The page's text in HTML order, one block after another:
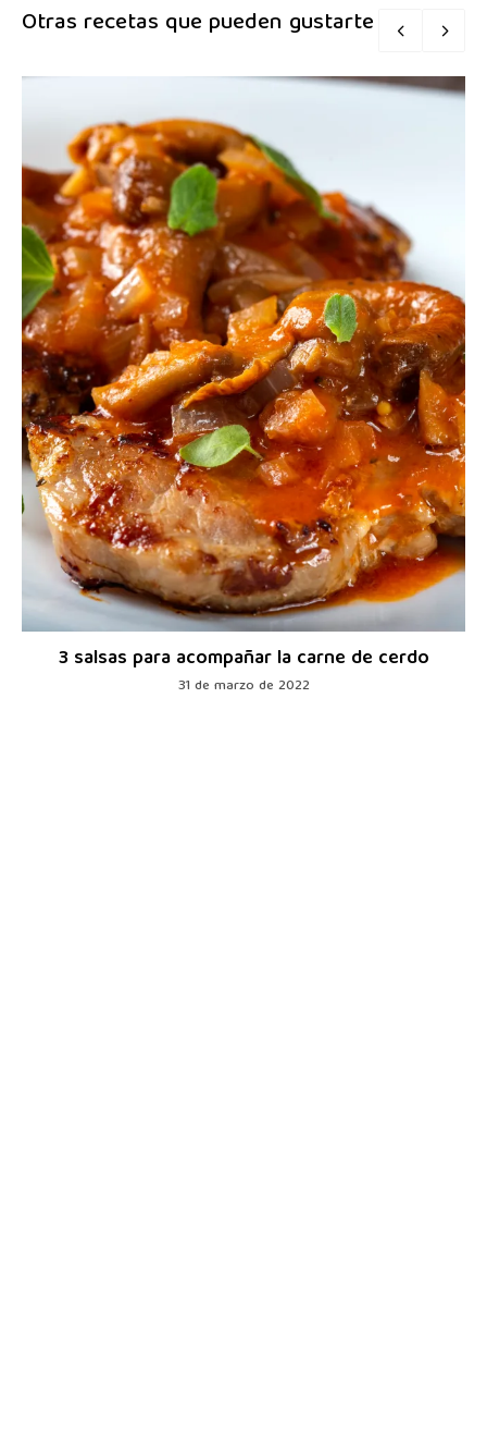
Otras recetas que pueden gustarte
3 salsas para acompañar la carne de cerdo
31 de marzo de 2022